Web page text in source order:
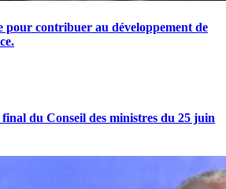
pour contribuer au développement de
du Conseil des ministres du 25 juin